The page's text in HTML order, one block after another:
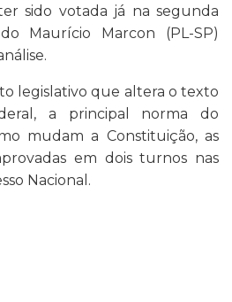
sido votada já na segunda
Maurício Marcon (PL-SP)
legislativo que altera o texto
a principal norma do
mudam a Constituição, as
em dois turnos nas
Nacional.